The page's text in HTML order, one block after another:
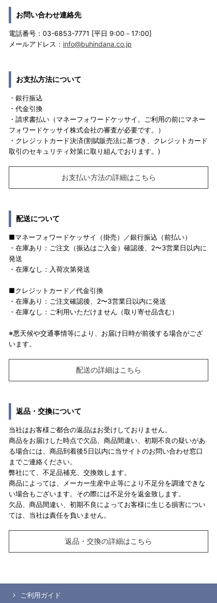
お問い合わせ連絡先
電話番号：03-6853-7771 [平日 9:00－17:00]
メールアドレス： info@buhindana.co.jp
お支払方法について
・銀行振込
・代金引換
・請求書払い（マネーフォワードケッサイ。ご利用の前にマネー
フォワードケッサイ株式会社の審査が必要です。）
・クレジットカード決済(割賦販売法に基づき、クレジットカード
取引のセキュリティ対策に取り組んでおります。)
お支払い方法の詳細はこちら
配送について
■マネーフォワードケッサイ（掛売）／銀行振込（前払い）
・在庫あり：ご注文（振込はご入金）確認後、2〜3営業日以内に
発送
・在庫なし：入荷次第発送
■クレジットカード／代金引換
・在庫あり：ご注文確認後、2〜3営業日以内に発送
・在庫なし：ご利用いただけません（取り寄せ品含む）
※悪天候や交通事情等により、お届け日時が前後する場合がござ
います。
配送の詳細はこちら
返品・交換について
当社はお客様ご都合の返品はお受けしておりません。
商品をお届けした時点で欠品、商品間違い、初期不良の疑いがあ
る場合には、商品到着後5日以内に当サイトのお問い合わせ窓口
までご連絡ください。
弊社にて、不足品補充、交換致します。
商品によっては、メーカー生産中止等により不足分を調達できな
い場合もございます。その際には不足分を返金致します。
欠品、商品間違い、初期不良によってお客様に生じる損害につい
ては、当社は責任を負いません。
返品・交換の詳細はこちら
ご利用ガイド